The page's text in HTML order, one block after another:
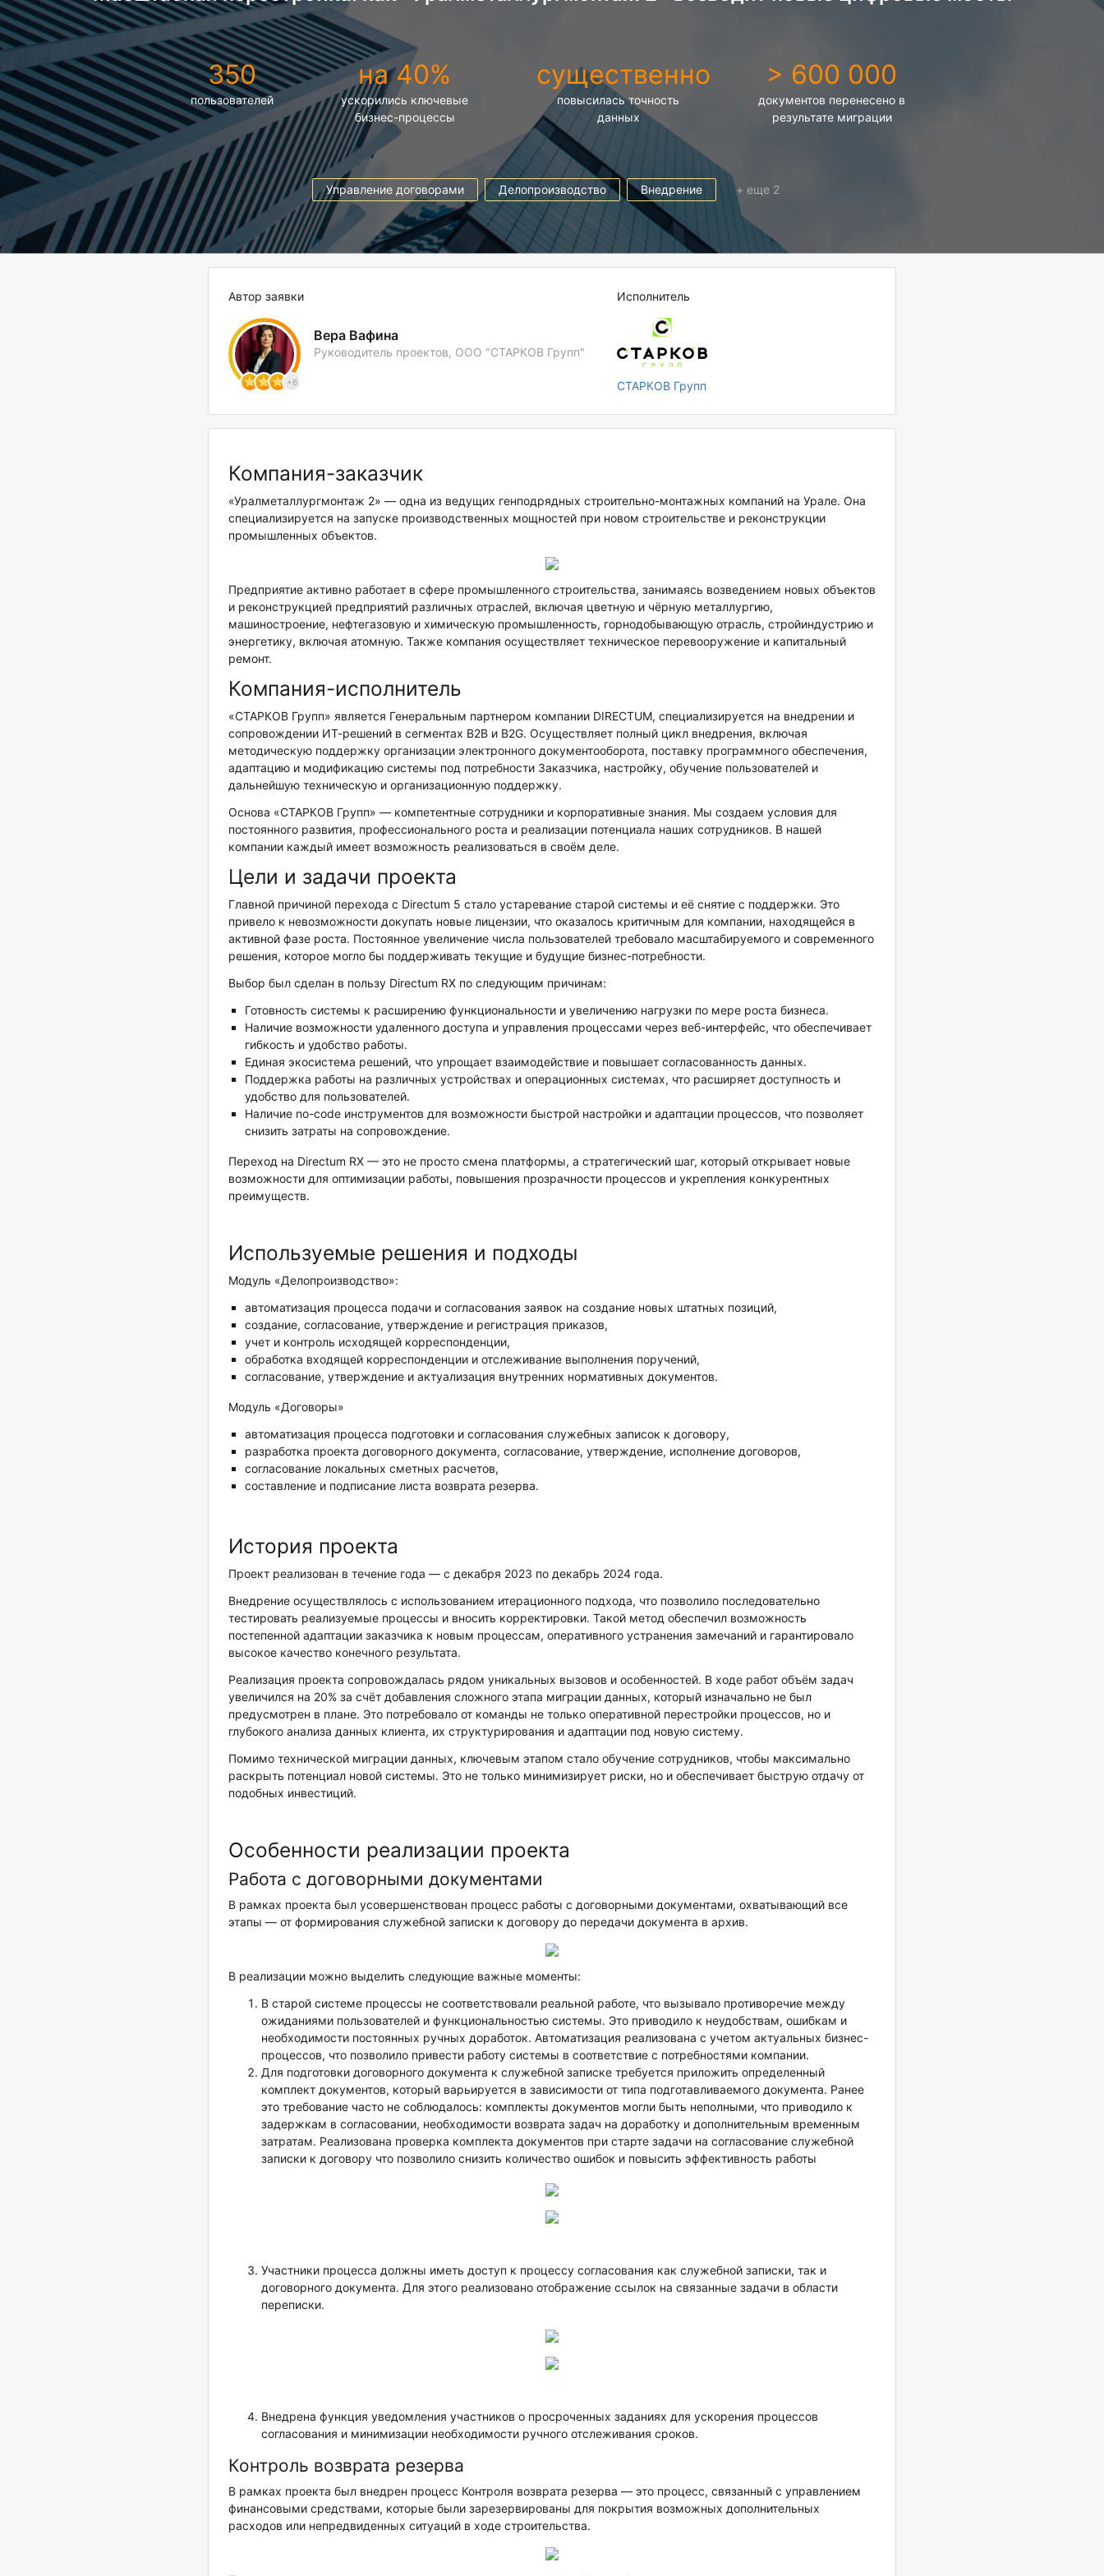
350
пользователей
на 40%
ускорились ключевые
бизнес-процессы
существенно
повысилась точность
данных
> 600 000
документов перенесено в
результате миграции
Управление договорами Делопроизводство Внедрение + еще 2
Автор заявки
+6
Вера Вафина
Руководитель проектов, ООО "СТАРКОВ Групп"
Исполнитель
СТАРКОВ Групп
Компания-заказчик
«Уралметаллургмонтаж 2» — одна из ведущих генподрядных строительно-монтажных компаний на Урале. Она
специализируется на запуске производственных мощностей при новом строительстве и реконструкции
промышленных объектов.
Предприятие активно работает в сфере промышленного строительства, занимаясь возведением новых объектов
и реконструкцией предприятий различных отраслей, включая цветную и чёрную металлургию,
машиностроение, нефтегазовую и химическую промышленность, горнодобывающую отрасль, стройиндустрию и
энергетику, включая атомную. Также компания осуществляет техническое перевооружение и капитальный
ремонт.
Компания-исполнитель
«СТАРКОВ Групп» является Генеральным партнером компании DIRECTUM, специализируется на внедрении и
сопровождении ИТ-решений в сегментах B2B и B2G. Осуществляет полный цикл внедрения, включая
методическую поддержку организации электронного документооборота, поставку программного обеспечения,
адаптацию и модификацию системы под потребности Заказчика, настройку, обучение пользователей и
дальнейшую техническую и организационную поддержку.
Основа «СТАРКОВ Групп» — компетентные сотрудники и корпоративные знания. Мы создаем условия для
постоянного развития, профессионального роста и реализации потенциала наших сотрудников. В нашей
компании каждый имеет возможность реализоваться в своём деле.
Цели и задачи проекта
Главной причиной перехода с Directum 5 стало устаревание старой системы и её снятие с поддержки. Это
привело к невозможности докупать новые лицензии, что оказалось критичным для компании, находящейся в
активной фазе роста. Постоянное увеличение числа пользователей требовало масштабируемого и современного
решения, которое могло бы поддерживать текущие и будущие бизнес-потребности.
Выбор был сделан в пользу Directum RX по следующим причинам:
Готовность системы к расширению функциональности и увеличению нагрузки по мере роста бизнеса.
Наличие возможности удаленного доступа и управления процессами через веб-интерфейс, что обеспечивает
гибкость и удобство работы.
Единая экосистема решений, что упрощает взаимодействие и повышает согласованность данных.
Поддержка работы на различных устройствах и операционных системах, что расширяет доступность и
удобство для пользователей.
Наличие no-code инструментов для возможности быстрой настройки и адаптации процессов, что позволяет
снизить затраты на сопровождение.
Переход на Directum RX — это не просто смена платформы, а стратегический шаг, который открывает новые
возможности для оптимизации работы, повышения прозрачности процессов и укрепления конкурентных
преимуществ.
Используемые решения и подходы
Модуль «Делопроизводство»:
автоматизация процесса подачи и согласования заявок на создание новых штатных позиций,
создание, согласование, утверждение и регистрация приказов,
учет и контроль исходящей корреспонденции,
обработка входящей корреспонденции и отслеживание выполнения поручений,
согласование, утверждение и актуализация внутренних нормативных документов.
Модуль «Договоры»
автоматизация процесса подготовки и согласования служебных записок к договору,
разработка проекта договорного документа, согласование, утверждение, исполнение договоров,
согласование локальных сметных расчетов,
составление и подписание листа возврата резерва.
История проекта
Проект реализован в течение года — с декабря 2023 по декабрь 2024 года.
Внедрение осуществлялось с использованием итерационного подхода, что позволило последовательно
тестировать реализуемые процессы и вносить корректировки. Такой метод обеспечил возможность
постепенной адаптации заказчика к новым процессам, оперативного устранения замечаний и гарантировало
высокое качество конечного результата.
Реализация проекта сопровождалась рядом уникальных вызовов и особенностей. В ходе работ объём задач
увеличился на 20% за счёт добавления сложного этапа миграции данных, который изначально не был
предусмотрен в плане. Это потребовало от команды не только оперативной перестройки процессов, но и
глубокого анализа данных клиента, их структурирования и адаптации под новую систему.
Помимо технической миграции данных, ключевым этапом стало обучение сотрудников, чтобы максимально
раскрыть потенциал новой системы. Это не только минимизирует риски, но и обеспечивает быструю отдачу от
подобных инвестиций.
Особенности реализации проекта
Работа с договорными документами
В рамках проекта был усовершенствован процесс работы с договорными документами, охватывающий все
этапы — от формирования служебной записки к договору до передачи документа в архив.
В реализации можно выделить следующие важные моменты:
В старой системе процессы не соответствовали реальной работе, что вызывало противоречие между
ожиданиями пользователей и функциональностью системы. Это приводило к неудобствам, ошибкам и
необходимости постоянных ручных доработок. Автоматизация реализована с учетом актуальных бизнес-
процессов, что позволило привести работу системы в соответствие с потребностями компании.
Для подготовки договорного документа к служебной записке требуется приложить определенный
комплект документов, который варьируется в зависимости от типа подготавливаемого документа. Ранее
это требование часто не соблюдалось: комплекты документов могли быть неполными, что приводило к
задержкам в согласовании, необходимости возврата задач на доработку и дополнительным временным
затратам. Реализована проверка комплекта документов при старте задачи на согласование служебной
записки к договору что позволило снизить количество ошибок и повысить эффективность работы
Участники процесса должны иметь доступ к процессу согласования как служебной записки, так и
договорного документа. Для этого реализовано отображение ссылок на связанные задачи в области
переписки.
Внедрена функция уведомления участников о просроченных заданиях для ускорения процессов
согласования и минимизации необходимости ручного отслеживания сроков.
Контроль возврата резерва
В рамках проекта был внедрен процесс Контроля возврата резерва — это процесс, связанный с управлением
финансовыми средствами, которые были зарезервированы для покрытия возможных дополнительных
расходов или непредвиденных ситуаций в ходе строительства.